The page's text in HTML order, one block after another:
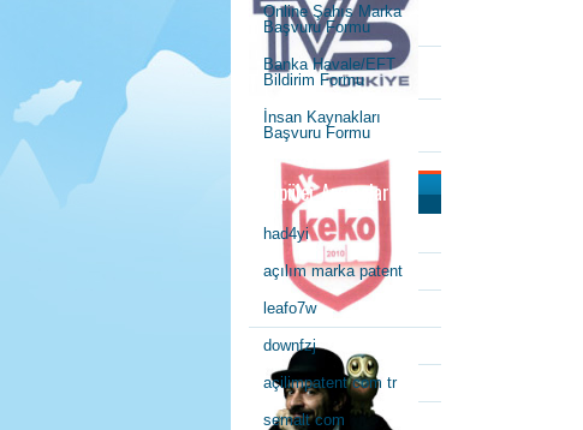
Online Şahıs Marka
Başvuru Formu
Banka Havale/EFT
Bildirim Formu
İnsan Kaynakları
Başvuru Formu
Popüler Aramalar
had4yi
açılım marka patent
leafo7w
downfzj
açilimpatent com tr
semalt com